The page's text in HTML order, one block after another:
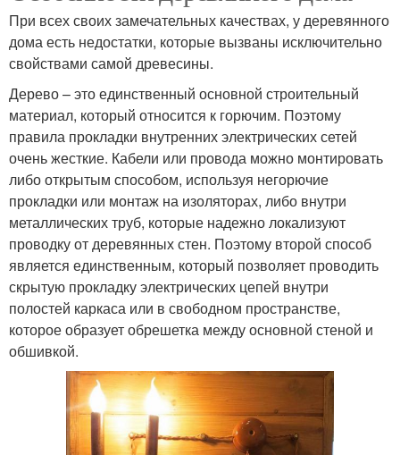
При всех своих замечательных качествах, у деревянного
дома есть недостатки, которые вызваны исключительно
свойствами самой древесины.
Дерево – это единственный основной строительный
материал, который относится к горючим. Поэтому
правила прокладки внутренних электрических сетей
очень жесткие. Кабели или провода можно монтировать
либо открытым способом, используя негорючие
прокладки или монтаж на изоляторах, либо внутри
металлических труб, которые надежно локализуют
проводку от деревянных стен. Поэтому второй способ
является единственным, который позволяет проводить
скрытую прокладку электрических цепей внутри
полостей каркаса или в свободном пространстве,
которое образует обрешетка между основной стеной и
обшивкой.